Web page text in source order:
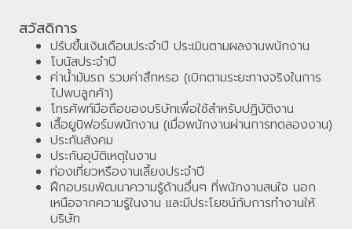
สวัสดิการ
ปรับขึ้นเงินเดือนประจำปี ประเมินตามผลงานพนักงาน
โบนัสประจำปี
ค่าน้ำมันรถ รวมค่าสึกหรอ (เบิกตามระยะทางจริงในการ
ไปพบลูกค้า)
โทรศัพท์มือถือของบริษัทเพื่อใช้สำหรับปฏิบัติงาน
เสื้อยูนิฟอร์มพนักงาน (เมื่อพนักงานผ่านการทดลองงาน)
ประกันสังคม
ประกันอุบัติเหตุในงาน
ท่องเที่ยวหรืองานเลี้ยงประจำปี
ฝึกอบรมพัฒนาความรู้ด้านอื่นๆ ที่พนักงานสนใจ นอก
เหนือจากความรู้ในงาน และมีประโยชน์กับการทำงานให้
บริษัท